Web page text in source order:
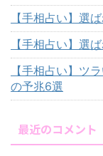
【手相占い】選
【手相占い】選
【手相占い】ツ
の予兆6選
最近のコメント